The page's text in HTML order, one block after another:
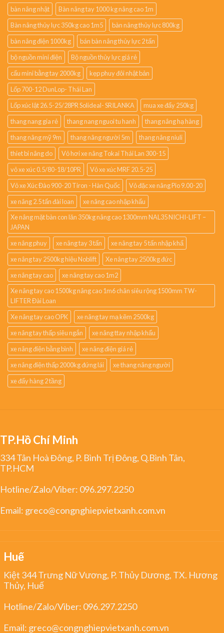
bàn nâng nhật
Bàn nâng tay 1000 kg nâng cao 1m
Bàn nâng thủy lực 350kg cao 1m5
bàn nâng thủy lực 800kg
bàn nâng điện 1000kg
bán bàn nâng thủy lực 2 tấn
bộ nguồn mini điện
Bộ nguồn thủy lực giá rẻ
cẩu mini bằng tay 2000kg
kẹp phuy đôi nhật bản
Lốp 700-12 DunLop- Thái Lan
Lốp xúc lật 26.5-25/28PR Solideal- SRILANKA
mua xe đẩy 250kg
thang nang gia rẻ
thang nang nguoi tu hanh
thang nâng hạ hàng
thang nâng mỹ 9m
thang nâng người 5m
thang nâng niuli
thiet bi nâng do
Vỏ hơi xe nâng Tokai Thái Lan 300-15
vỏ xe xúc 0.5/80-18/10PR
Vỏ xe xúc MRF 20.5-25
Vỏ xe Xúc Đào 900-20 Tiron - Hàn Quốc
Vỏ đặc xe nâng Pio 9.00-20
xe nâng 2.5 tấn đài loan
xe nâng cao nhập khẩu
Xe nâng mặt bàn con lăn 350kg nâng cao 1300mm NAL35 NICHI-LIFT –
JAPAN
xe nâng phuy
xe nâng tay 3 tấn
xe nâng tay 5 tấn nhập khẩ
xe nâng tay 2500kg hiệu Noblift
Xe nâng tay 2500kg đức
xe nâng tay cao
xe nâng tay cao 1m2
Xe nâng tay cao 1500kg nâng cao 1m6 chân siêu rộng 1500mm TW-
LIFTER Đài Loan
Xe nâng tay cao OPK
xe nâng tay mạ kẽm 2500kg
xe nâng tay thấp siêu ngắn
xe nâng ttay nhập khẩu
xe nâng điện bằng bình
xe nâng điện giá rẻ
xe nâng điện thấp 2000kg đứng lái
xe thang nâng người
xe đẩy hàng 2 tầng
TP.Hồ Chí Minh
334 Tân Hoà Đông, P. Bình Trị Đông, Q.Bình Tân,
TP.HCM
Hotline/Zalo/Viber: 096.297.2250
Email: greco@congnghiepvietxanh.com.vn
Huế
Kiệt 344 Trưng Nữ Vương, P. Thủy Dương, TX. Hương
Thủy, Huế
Hotline/Zalo/Viber: 096.297.2250
Email: greco@congnghiepvietxanh.com.vn